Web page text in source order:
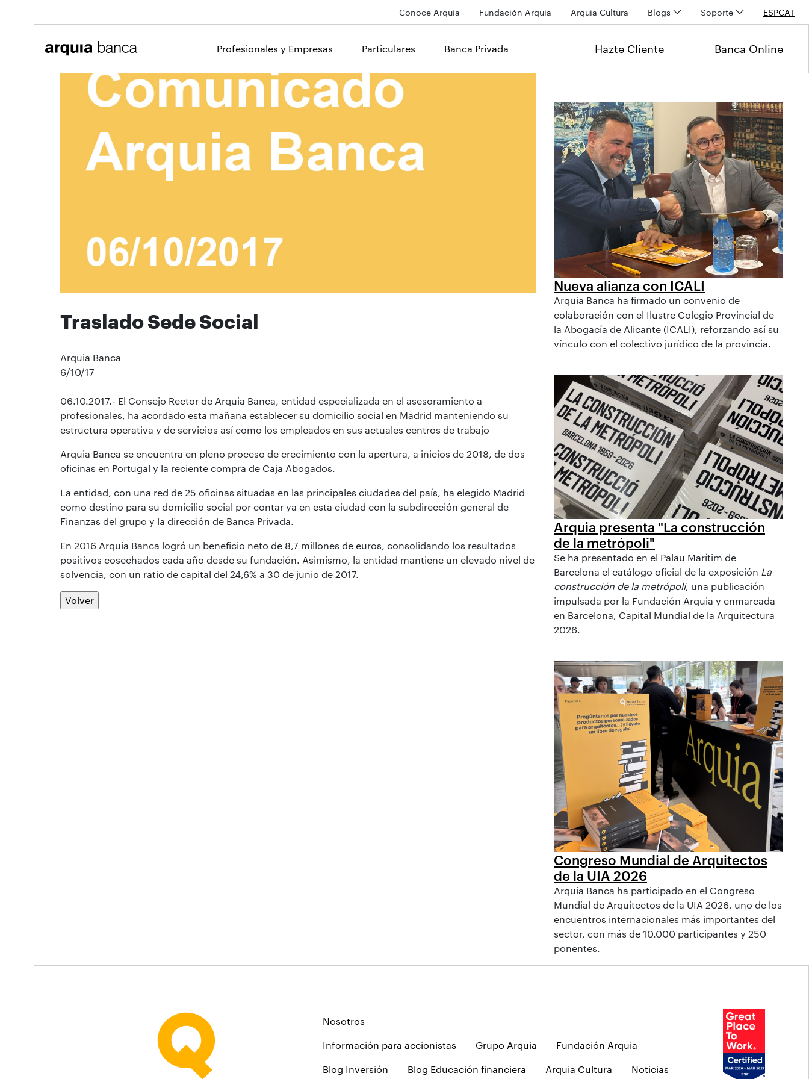
Conoce Arquia Fundación Arquia Arquia Cultura Blogs Soporte ESPCAT
Profesionales y Empresas Particulares Banca Privada Hazte Cliente Banca Online
Traslado Sede Social
Arquia Banca
6/10/17
06.10.2017.- El Consejo Rector de Arquia Banca, entidad especializada en el asesoramiento a
profesionales, ha acordado esta mañana establecer su domicilio social en Madrid manteniendo su
estructura operativa y de servicios así como los empleados en sus actuales centros de trabajo
Arquia Banca se encuentra en pleno proceso de crecimiento con la apertura, a inicios de 2018, de dos
oficinas en Portugal y la reciente compra de Caja Abogados.
La entidad, con una red de 25 oficinas situadas en las principales ciudades del país, ha elegido Madrid
como destino para su domicilio social por contar ya en esta ciudad con la subdirección general de
Finanzas del grupo y la dirección de Banca Privada.
En 2016 Arquia Banca logró un beneficio neto de 8,7 millones de euros, consolidando los resultados
positivos cosechados cada año desde su fundación. Asimismo, la entidad mantiene un elevado nivel de
solvencia, con un ratio de capital del 24,6% a 30 de junio de 2017.
Volver
Nueva alianza con ICALI
Arquia Banca ha firmado un convenio de
colaboración con el Ilustre Colegio Provincial de
la Abogacía de Alicante (ICALI), reforzando así su
vínculo con el colectivo jurídico de la provincia.
Arquia presenta "La construcción
de la metrópoli"
Se ha presentado en el Palau Marítim de
Barcelona el catálogo oficial de la exposición La
construcción de la metrópoli, una publicación
impulsada por la Fundación Arquia y enmarcada
en Barcelona, Capital Mundial de la Arquitectura
2026.
Congreso Mundial de Arquitectos
de la UIA 2026
Arquia Banca ha participado en el Congreso
Mundial de Arquitectos de la UIA 2026, uno de los
encuentros internacionales más importantes del
sector, con más de 10.000 participantes y 250
ponentes.
Nosotros
Información para accionistas Grupo Arquia Fundación Arquia
Blog Inversión Blog Educación financiera Arquia Cultura Noticias